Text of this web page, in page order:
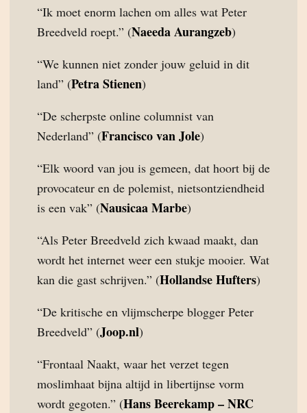
“Ik moet enorm lachen om alles wat Peter
Breedveld roept.” (Naeeda Aurangzeb)
“We kunnen niet zonder jouw geluid in dit
land” (Petra Stienen)
“De scherpste online columnist van
Nederland” (Francisco van Jole)
“Elk woord van jou is gemeen, dat hoort bij de
provocateur en de polemist, nietsontziendheid
is een vak” (Nausicaa Marbe)
“Als Peter Breedveld zich kwaad maakt, dan
wordt het internet weer een stukje mooier. Wat
kan die gast schrijven.” (Hollandse Hufters)
“De kritische en vlijmscherpe blogger Peter
Breedveld” (Joop.nl)
“Frontaal Naakt, waar het verzet tegen
moslimhaat bijna altijd in libertijnse vorm
wordt gegoten.” (Hans Beerekamp – NRC